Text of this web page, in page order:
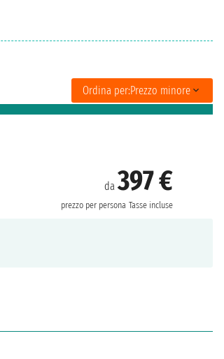
Ordina per:Prezzo minore
da397 €
prezzo per persona Tasse incluse